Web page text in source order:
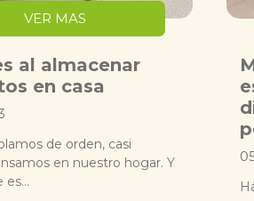
al almacenar
en casa
de orden, casi
en nuestro hogar. Y
es...
VER MAS